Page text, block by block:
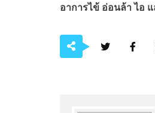
อาการไข้ อ่อนล้า ไอ